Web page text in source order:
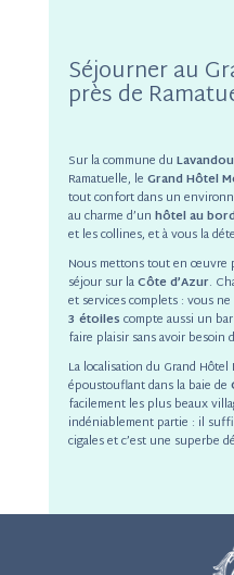
Séjourner au
près de
Sur la commune du Lavandou
Ramatuelle, le Grand Hôtel
tout confort dans un
au charme d’un hôtel au
et les collines, et à vous la
Nous mettons tout en
séjour sur laCôte d’Azur.
et services complets : vous
3 étoiles compte aussi un
faire plaisir sans avoir besoin
La localisation du Grand
époustouflant dans la baie de
facilement les plus beaux
indéniablement partie : il
cigales et c’est une superbe